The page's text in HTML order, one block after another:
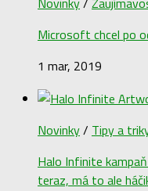
Microsoft chcel po
1 mar, 2019
Novinky/ Tipy a
Halo Infinite
teraz, má to ale